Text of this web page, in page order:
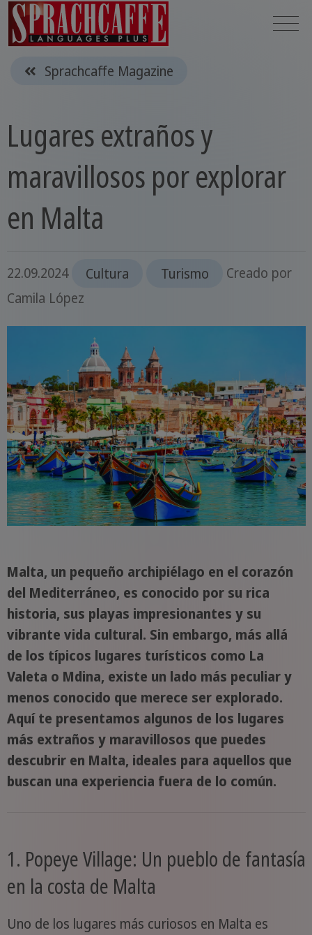
Sprachcaffe Magazine
Lugares extraños y
maravillosos por explorar
en Malta
22.09.2024 Cultura Turismo
Creado por
Camila López
Malta, un pequeño archipiélago en el corazón
del Mediterráneo, es conocido por su rica
historia, sus playas impresionantes y su
vibrante vida cultural. Sin embargo, más allá
de los típicos lugares turísticos como La
Valeta o Mdina, existe un lado más peculiar y
menos conocido que merece ser explorado.
Aquí te presentamos algunos de los lugares
más extraños y maravillosos que puedes
descubrir en Malta, ideales para aquellos que
buscan una experiencia fuera de lo común.
1. Popeye Village: Un pueblo de fantasía
en la costa de Malta
Uno de los lugares más curiosos en Malta es